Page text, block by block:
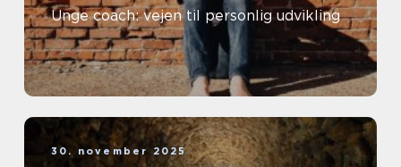
Unge coach: vejen til personlig udvikling
30. november 2025